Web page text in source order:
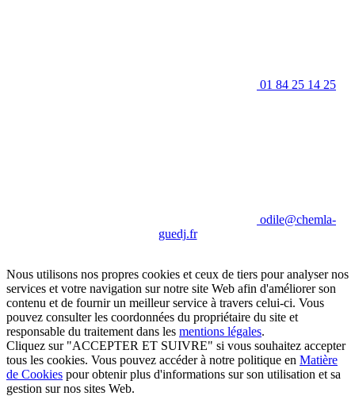
01 84 25 14 25
odile@chemla-
guedj.fr
Nous utilisons nos propres cookies et ceux de tiers pour analyser nos
services et votre navigation sur notre site Web afin d'améliorer son
contenu et de fournir un meilleur service à travers celui-ci. Vous
pouvez consulter les coordonnées du propriétaire du site et
responsable du traitement dans les mentions légales.
Cliquez sur "ACCEPTER ET SUIVRE" si vous souhaitez accepter
tous les cookies. Vous pouvez accéder à notre politique en Matière
de Cookies pour obtenir plus d'informations sur son utilisation et sa
gestion sur nos sites Web.